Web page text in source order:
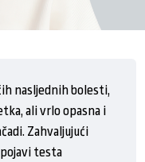
nasljednih bolesti,
ali vrlo opasna i
Zahvaljujući
testa